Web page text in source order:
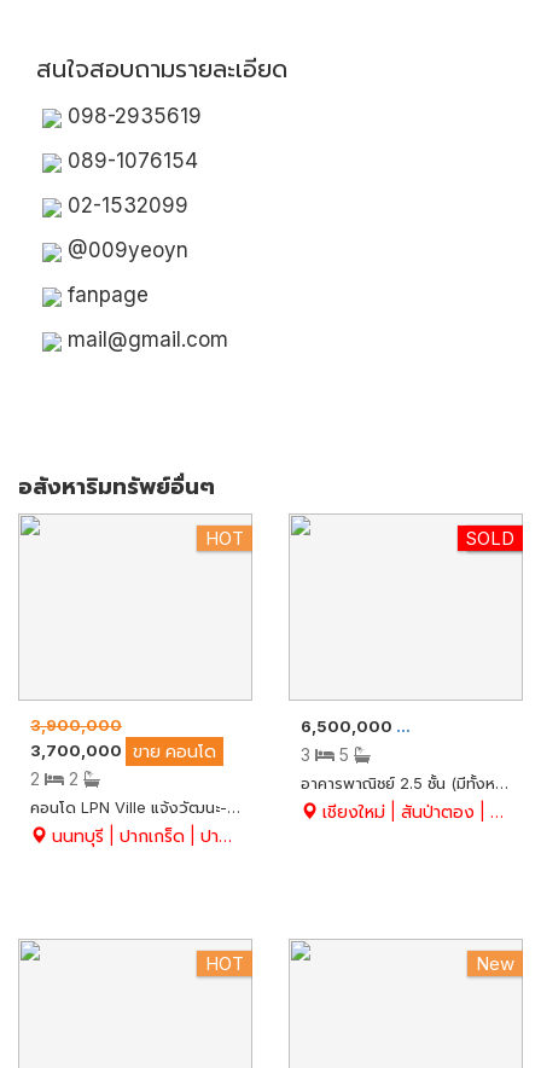
สนใจสอบถามรายละเอียด
098-2935619
089-1076154
02-1532099
@009yeoyn
fanpage
mail@gmail.com
อสังหาริมทรัพย์อื่นๆ
HOT
3,900,000
3,700,000
ขาย คอนโด
2
2
คอนโด LPN Ville แจ้งวัฒนะ-ปากเกร็ด ห้องใหญ่ 2 นอน ห้องมุมวิวพระอาทิตย์ตกสะท้อนแม่น้ำเจ้าพระยา สวย พร้อมอยู่ เฟอร์นิเจอร์ครบ กลางคืนห้องกระจกชมดาว
นนทบุรี | ปากเกร็ด | ปากเกร็ด
New
SOLD
6,500,000ขาย
3
5
อาคารพาณิชย์ 2.5 ชั้น (มีทั้งหมด 3 คูหา) เนื้อที่ 46 ตร.ว. ทำเลดีมาก ติดถนนเลียบคลองชลประทาน เหมาะประกอบกิจการ,ทำออฟฟิศสำนักงาน ฯลฯ อ.สันป่าตอง จ.เชียงใหม่
เชียงใหม่ | สันป่าตอง | ยุหว่า
HOT New